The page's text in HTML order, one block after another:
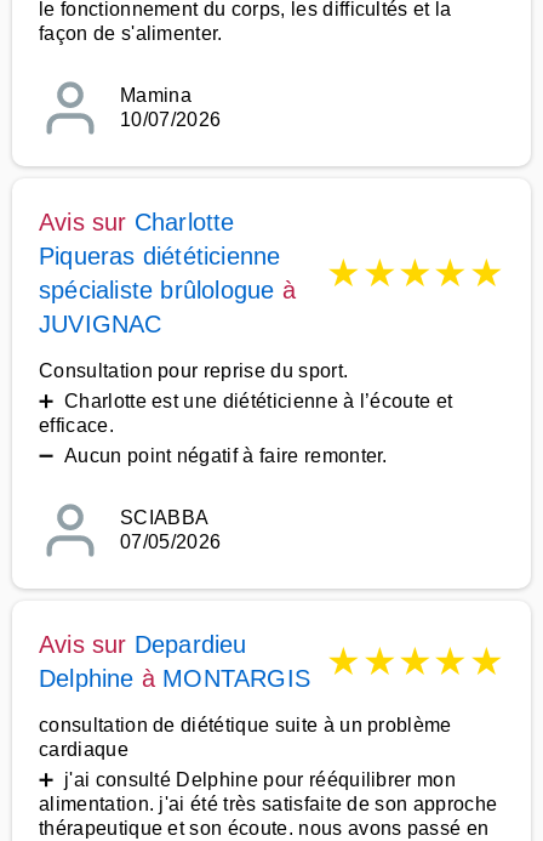
le fonctionnement du corps, les difficultés et la
façon de s'alimenter.
Mamina
10/07/2026
Avis sur Charlotte
Piqueras diététicienne
spécialiste brûlologue à
JUVIGNAC
★★★★★
Consultation pour reprise du sport.
➕ Charlotte est une diététicienne à l’écoute et
efficace.
➖ Aucun point négatif à faire remonter.
SCIABBA
07/05/2026
Avis sur Depardieu
Delphine à MONTARGIS ★★★★★
consultation de diététique suite à un problème
cardiaque
➕ j'ai consulté Delphine pour rééquilibrer mon
alimentation. j'ai été très satisfaite de son approche
thérapeutique et son écoute. nous avons passé en